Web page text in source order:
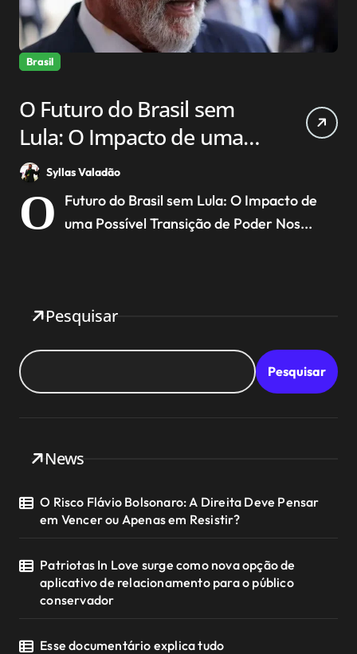
Brasil
O Futuro do Brasil sem
Lula: O Impacto de uma
Possível Transição de
Poder
Syllas Valadão
O
Futuro do Brasil sem Lula: O Impacto de
uma Possível Transição de Poder Nos...
Pesquisar
Pesquisar
News
O Risco Flávio Bolsonaro: A Direita Deve Pensar
em Vencer ou Apenas em Resistir?
Patriotas In Love surge como nova opção de
aplicativo de relacionamento para o público
conservador
Esse documentário explica tudo